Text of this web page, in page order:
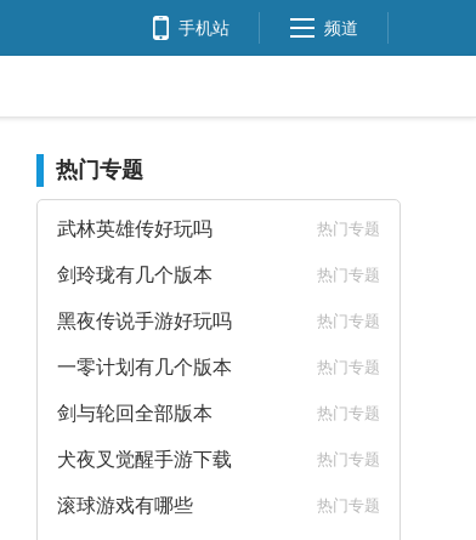
手机站 频道
热门专题
武林英雄传好玩吗 热门专题
剑玲珑有几个版本 热门专题
黑夜传说手游好玩吗 热门专题
一零计划有几个版本 热门专题
剑与轮回全部版本 热门专题
犬夜叉觉醒手游下载 热门专题
滚球游戏有哪些 热门专题